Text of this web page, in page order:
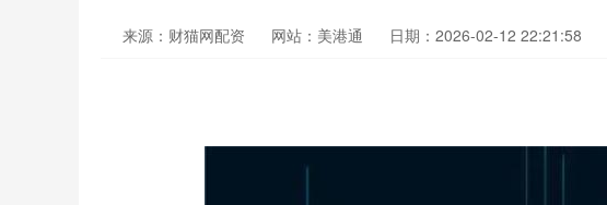
来源：财猫网配资 网站：美港通 日期：2026-02-12 22:21:58